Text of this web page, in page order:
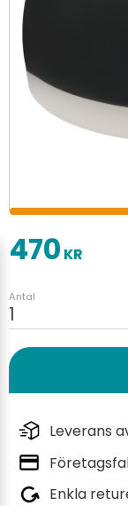
470 KR
Antal
Leverans
Enkla